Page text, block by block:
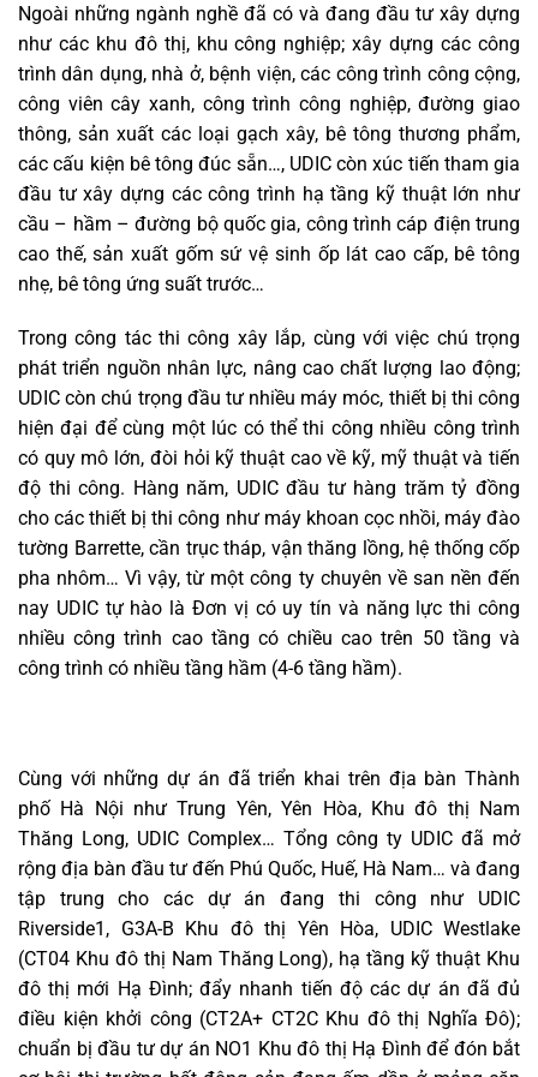
Ngoài những ngành nghề đã có và đang đầu tư xây dựng
như các khu đô thị, khu công nghiệp; xây dựng các công
trình dân dụng, nhà ở, bệnh viện, các công trình công cộng,
công viên cây xanh, công trình công nghiệp, đường giao
thông, sản xuất các loại gạch xây, bê tông thương phẩm,
các cấu kiện bê tông đúc sẵn…, UDIC còn xúc tiến tham gia
đầu tư xây dựng các công trình hạ tầng kỹ thuật lớn như
cầu – hầm – đường bộ quốc gia, công trình cáp điện trung
cao thế, sản xuất gốm sứ vệ sinh ốp lát cao cấp, bê tông
nhẹ, bê tông ứng suất trước…
Trong công tác thi công xây lắp, cùng với việc chú trọng
phát triển nguồn nhân lực, nâng cao chất lượng lao động;
UDIC còn chú trọng đầu tư nhiều máy móc, thiết bị thi công
hiện đại để cùng một lúc có thể thi công nhiều công trình
có quy mô lớn, đòi hỏi kỹ thuật cao về kỹ, mỹ thuật và tiến
độ thi công. Hàng năm, UDIC đầu tư hàng trăm tỷ đồng
cho các thiết bị thi công như máy khoan cọc nhồi, máy đào
tường Barrette, cần trục tháp, vận thăng lồng, hệ thống cốp
pha nhôm… Vì vậy, từ một công ty chuyên về san nền đến
nay UDIC tự hào là Đơn vị có uy tín và năng lực thi công
nhiều công trình cao tầng có chiều cao trên 50 tầng và
công trình có nhiều tầng hầm (4-6 tầng hầm).
Cùng với những dự án đã triển khai trên địa bàn Thành
phố Hà Nội như Trung Yên, Yên Hòa, Khu đô thị Nam
Thăng Long, UDIC Complex… Tổng công ty UDIC đã mở
rộng địa bàn đầu tư đến Phú Quốc, Huế, Hà Nam… và đang
tập trung cho các dự án đang thi công như UDIC
Riverside1, G3A-B Khu đô thị Yên Hòa, UDIC Westlake
(CT04 Khu đô thị Nam Thăng Long), hạ tầng kỹ thuật Khu
đô thị mới Hạ Đình; đẩy nhanh tiến độ các dự án đã đủ
điều kiện khởi công (CT2A+ CT2C Khu đô thị Nghĩa Đô);
chuẩn bị đầu tư dự án NO1 Khu đô thị Hạ Đình để đón bắt